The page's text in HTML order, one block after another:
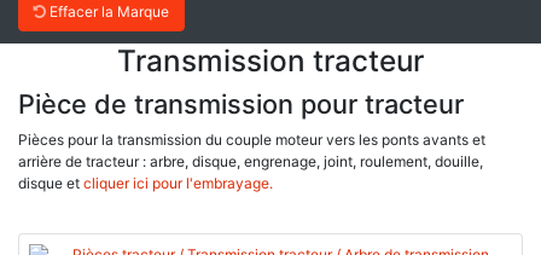
Effacer la Marque
Transmission tracteur
Pièce de transmission pour tracteur
Pièces pour la transmission du couple moteur vers les ponts avants et
arrière de tracteur : arbre, disque, engrenage, joint, roulement, douille,
disque et cliquer ici pour l'embrayage.